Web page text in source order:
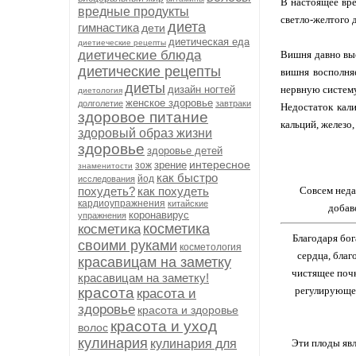
вредные продукты
гимнастика дети диета
диетиеческие рецепты диетическая еда
диетические блюда
диетические рецепты
диетология диеты дизайн ногтей
долголетие женское здоровье завтраки
здоровое питание
здоровый образ жизни
здоровье здоровье детей
знаменитости зож зрение интересное
исследования йод как быстро
похудеть? как похудеть
кардиоупражнения китайские
упражнения коронавирус
косметика косметика
своими руками косметология
красавицам на заметку
красавицам на заметку!
красота красота и
здоровье красота и здоровье
волос красота и уход
кулинария кулинария для
светло-желтого
Вишня давно
вишня
нервную
Недостаток
кальций,
Совсем
Благодаря
сердца,
чистящее
Эти плоды